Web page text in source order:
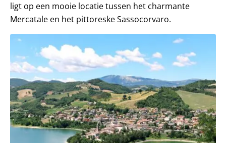
ligt op een mooie locatie tussen het charmante
Mercatale en het pittoreske Sassocorvaro.